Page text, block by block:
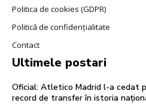
Politica de cookies (GDPR)
Politică de confidențialitate
Contact
Ultimele postari
Oficial: Atletico Madrid l-a cedat
record de transfer în istoria